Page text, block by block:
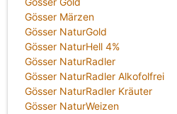
Gösser Märzen
Gösser NaturGold
Gösser NaturHell 4%
Gösser NaturRadler
Gösser NaturRadler Alkofolfrei
Gösser NaturRadler Kräuter
Gösser NaturWeizen